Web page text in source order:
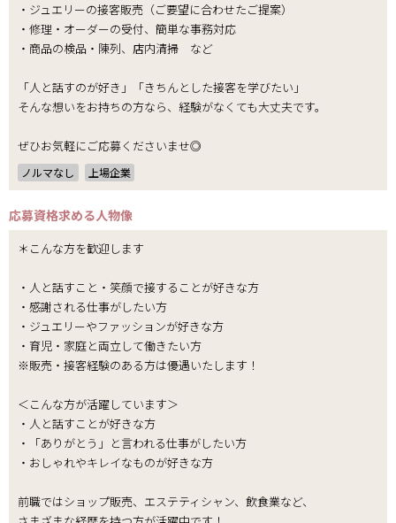
・ジュエリーの接客販売（ご要望に合わせたご提案）
・修理・オーダーの受付、簡単な事務対応
・商品の検品・陳列、店内清掃 など
「人と話すのが好き」「きちんとした接客を学びたい」
そんな想いをお持ちの方なら、経験がなくても大丈夫です。
ぜひお気軽にご応募くださいませ◎
ノルマなし 上場企業
応募資格求める人物像
＊こんな方を歓迎します
・人と話すこと・笑顔で接することが好きな方
・感謝される仕事がしたい方
・ジュエリーやファッションが好きな方
・育児・家庭と両立して働きたい方
※販売・接客経験のある方は優遇いたします！
＜こんな方が活躍しています＞
・人と話すことが好きな方
・「ありがとう」と言われる仕事がしたい方
・おしゃれやキレイなものが好きな方
前職ではショップ販売、エステティシャン、飲食業など、